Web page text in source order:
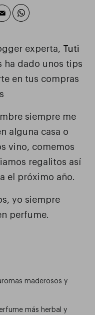
experta, Tuti
ha dado unos tips
en tus compras
siempre me
alguna casa o
vino, comemos
regalitos así
el próximo año.
yo siempre
perfume.
maderosos y
más herbal y